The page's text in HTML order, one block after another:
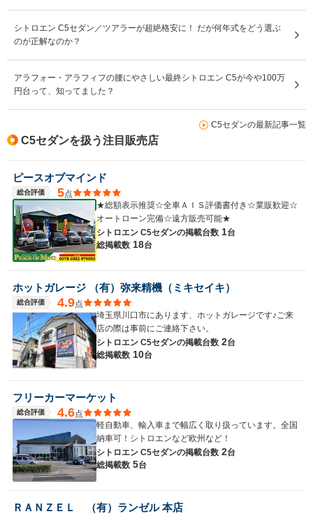
シトロエン C5セダン／ツアラーが超絶格安に！ だが何年式をどう選ぶ
のが正解なのか？
アラフォー・アラフィフの腰にやさしい最終シトロエン C5が今や100万
円台って、知ってました？
C5セダンの最新記事一覧
C5セダンを扱う注目販売店
ピースオブマインド
総合評価 5点
★総額表示推奨☆全車ＡＩＳ評価書付き☆業販歓迎☆
オートローン完備☆遠方販売可能★
シトロエン C5セダンの掲載台数 1台
総掲載数 18台
ホットガレージ （有）弥来精機（ミキセイキ）
総合評価 4.9点
埼玉県川口市にあります、ホットガレージです♪ご来
店の際は事前にご連絡下さい。
シトロエン C5セダンの掲載台数 2台
総掲載数 10台
フリーカーマーケット
総合評価 4.6点
軽自動車、輸入車まで幅広く取り扱っています。全国
納車可！シトロエンなど欧州など！
シトロエン C5セダンの掲載台数 2台
総掲載数 5台
ＲＡＮＺＥＬ （有）ランゼル 本店